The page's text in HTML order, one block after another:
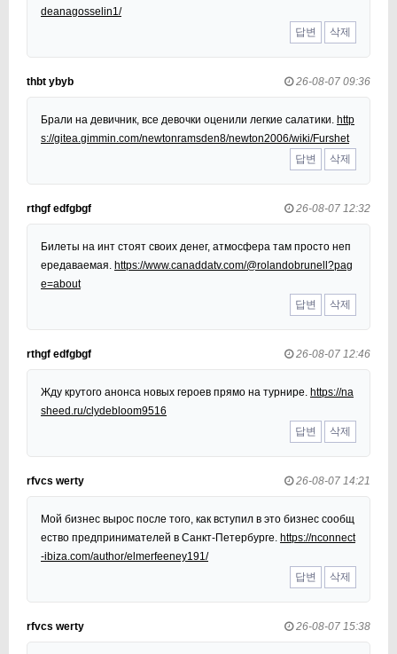
deanagosselin1/
답변
삭제
thbt ybyb 26-08-07 09:36
Брали на девичник, все девочки оценили легкие салатики. http
s://gitea.gimmin.com/newtonramsden8/newton2006/wiki/Furshet
답변
삭제
rthgf edfgbgf 26-08-07 12:32
Билеты на инт стоят своих денег, атмосфера там просто неп
ередаваемая. https://www.canaddatv.com/@rolandobrunell?pag
e=about
답변
삭제
rthgf edfgbgf 26-08-07 12:46
Жду крутого анонса новых героев прямо на турнире. https://na
sheed.ru/clydebloom9516
답변
삭제
rfvcs werty 26-08-07 14:21
Мой бизнес вырос после того, как вступил в это бизнес сообщ
ество предпринимателей в Санкт-Петербурге. https://nconnect
-ibiza.com/author/elmerfeeney191/
답변
삭제
rfvcs werty 26-08-07 15:38